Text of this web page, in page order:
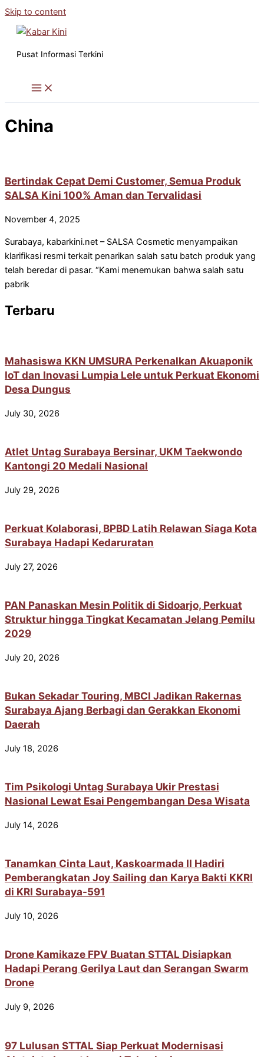
Skip to content
Pusat Informasi Terkini
China
Bertindak Cepat Demi Customer, Semua Produk
SALSA Kini 100% Aman dan Tervalidasi
November 4, 2025
Surabaya, kabarkini.net – SALSA Cosmetic menyampaikan
klarifikasi resmi terkait penarikan salah satu batch produk yang
telah beredar di pasar. “Kami menemukan bahwa salah satu
pabrik
Terbaru
Mahasiswa KKN UMSURA Perkenalkan Akuaponik
IoT dan Inovasi Lumpia Lele untuk Perkuat Ekonomi
Desa Dungus
July 30, 2026
Atlet Untag Surabaya Bersinar, UKM Taekwondo
Kantongi 20 Medali Nasional
July 29, 2026
Perkuat Kolaborasi, BPBD Latih Relawan Siaga Kota
Surabaya Hadapi Kedaruratan
July 27, 2026
PAN Panaskan Mesin Politik di Sidoarjo, Perkuat
Struktur hingga Tingkat Kecamatan Jelang Pemilu
2029
July 20, 2026
Bukan Sekadar Touring, MBCI Jadikan Rakernas
Surabaya Ajang Berbagi dan Gerakkan Ekonomi
Daerah
July 18, 2026
Tim Psikologi Untag Surabaya Ukir Prestasi
Nasional Lewat Esai Pengembangan Desa Wisata
July 14, 2026
Tanamkan Cinta Laut, Kaskoarmada II Hadiri
Pemberangkatan Joy Sailing dan Karya Bakti KKRI
di KRI Surabaya-591
July 10, 2026
Drone Kamikaze FPV Buatan STTAL Disiapkan
Hadapi Perang Gerilya Laut dan Serangan Swarm
Drone
July 9, 2026
97 Lulusan STTAL Siap Perkuat Modernisasi